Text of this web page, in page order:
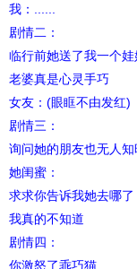
我：......
剧情二：
临行前她送了我一个
老婆真是心灵手巧
女友：(眼眶不由发红)
剧情三：
询问她的朋友也无人知
她闺蜜：
求求你告诉我她去哪了
我真的不知道
剧情四：
你激怒了乖巧猫